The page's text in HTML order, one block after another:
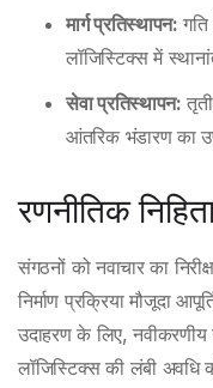
मार्ग प्रतिस्थापन:
लॉजिस्टिक्स में
सेवा प्रतिस्थापन:
आंतरिक भंडारण का
रणनीतिक
संगठनों को नवाचार का
निर्माण प्रक्रिया मौजूदा
उदाहरण के लिए,
लॉजिस्टिक्स की लंबी अवधि